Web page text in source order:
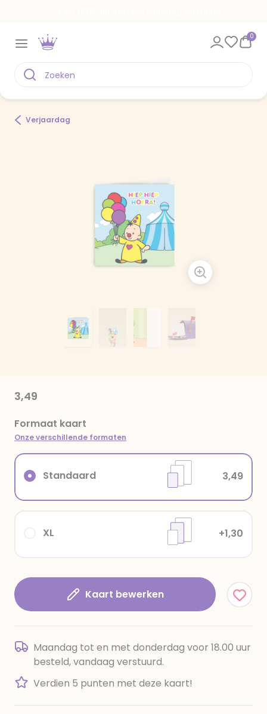
0
Verjaardag
3,49
Formaat kaart
Onze verschillende formaten
XL +1,30
Standaard 3,49
Kaart bewerken
Maandag tot en met donderdag voor 18.00 uur
besteld, vandaag verstuurd.
Verdien 5 punten met deze kaart!